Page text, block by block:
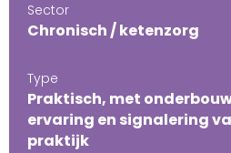
Sector
Chronisch / ketenzorg
Type
Praktisch, met
ervaring en signalering
praktijk